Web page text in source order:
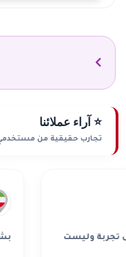
⭐ آراء عملائنا
تجارب حقيقية من
بشكل وليست